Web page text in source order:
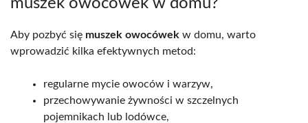
muszek owocówek w domu?
Aby pozbyć się muszek owocówek w domu, warto
wprowadzić kilka efektywnych metod:
regularne mycie owoców i warzyw,
przechowywanie żywności w szczelnych
pojemnikach lub lodówce,